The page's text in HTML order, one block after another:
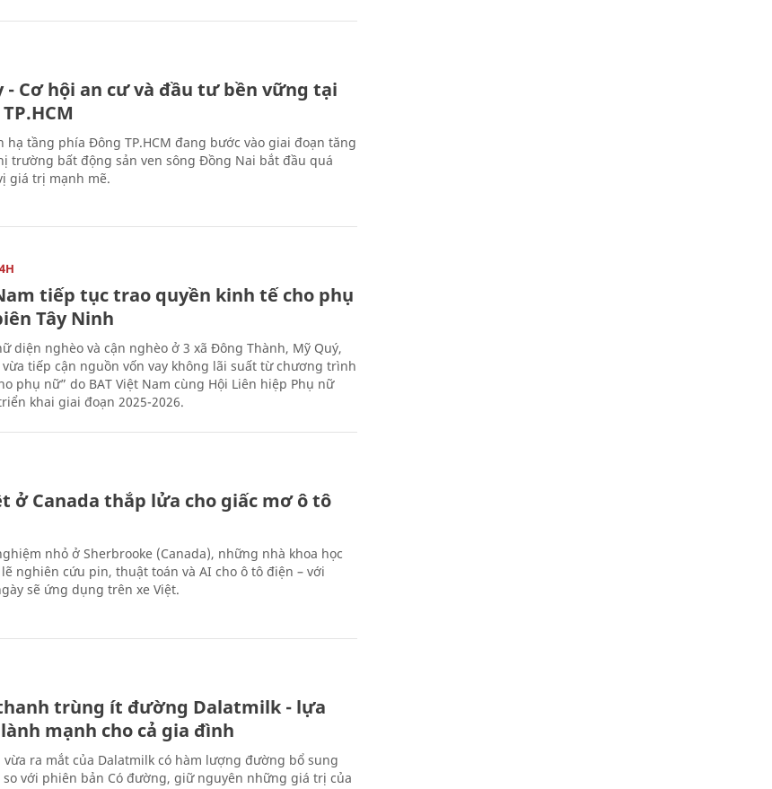
- Cơ hội an cư và đầu tư bền vững tại
hạ tầng phía Đông TP.HCM đang bước vào giai đoạn tăng
trường bất động sản ven sông Đồng Nai bắt đầu quá
giá trị mạnh mẽ.
tiếp tục trao quyền kinh tế cho phụ
Tây Ninh
diện nghèo và cận nghèo ở 3 xã Đông Thành, Mỹ Quý,
vừa tiếp cận nguồn vốn vay không lãi suất từ chương trình
phụ nữ” do BAT Việt Nam cùng Hội Liên hiệp Phụ nữ
khai giai đoạn 2025-2026.
ở Canada thắp lửa cho giấc mơ ô tô
nhỏ ở Sherbrooke (Canada), những nhà khoa học
nghiên cứu pin, thuật toán và AI cho ô tô điện – với
sẽ ứng dụng trên xe Việt.
trùng ít đường Dalatmilk - lựa
mạnh cho cả gia đình
vừa ra mắt của Dalatmilk có hàm lượng đường bổ sung
so với phiên bản Có đường, giữ nguyên những giá trị của